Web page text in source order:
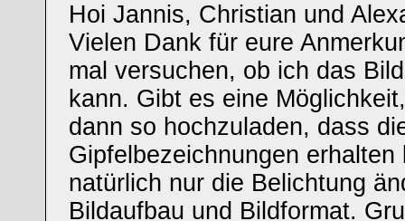
Hoi Jannis, Christian und
Vielen Dank für eure
mal versuchen, ob ich das
kann. Gibt es eine
dann so hochzuladen, dass
Gipfelbezeichnungen erhalten
natürlich nur die Belichtung
Bildaufbau und Bildformat.